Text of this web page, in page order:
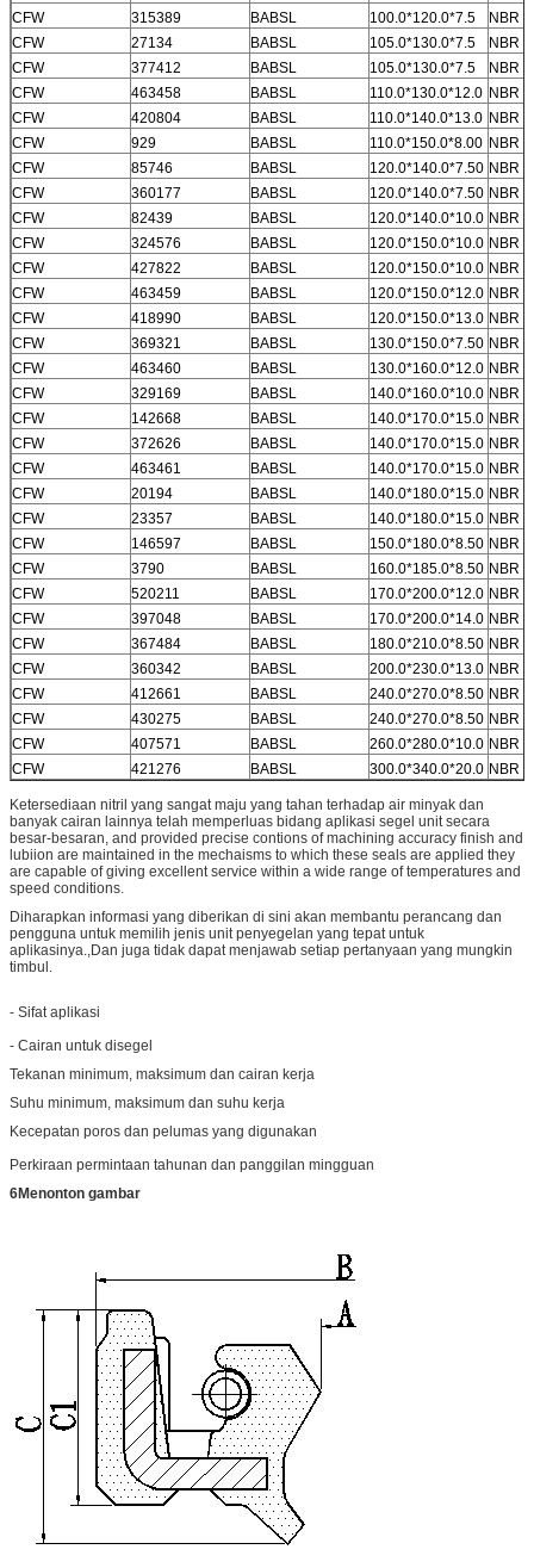
CFW
315389 BABSL 100.0*120.0*7.5
NBR
CFW
27134 BABSL 105.0*130.0*7.5
NBR
CFW
377412 BABSL 105.0*130.0*7.5
NBR
CFW
463458 BABSL 110.0*130.0*12.0 NBR
CFW
420804 BABSL 110.0*140.0*13.0 NBR
CFW
929 BABSL 110.0*150.0*8.00 NBR
CFW
85746 BABSL 120.0*140.0*7.50 NBR
CFW
360177 BABSL 120.0*140.0*7.50 NBR
CFW
82439 BABSL 120.0*140.0*10.0 NBR
CFW
324576 BABSL 120.0*150.0*10.0 NBR
CFW
427822 BABSL 120.0*150.0*10.0 NBR
CFW
463459 BABSL 120.0*150.0*12.0 NBR
CFW
418990 BABSL 120.0*150.0*13.0 NBR
CFW
369321 BABSL 130.0*150.0*7.50 NBR
CFW
463460 BABSL 130.0*160.0*12.0 NBR
CFW
329169 BABSL 140.0*160.0*10.0 NBR
CFW
142668 BABSL 140.0*170.0*15.0 NBR
CFW
372626 BABSL 140.0*170.0*15.0 NBR
CFW
463461 BABSL 140.0*170.0*15.0 NBR
CFW
20194 BABSL 140.0*180.0*15.0 NBR
CFW
23357 BABSL 140.0*180.0*15.0 NBR
CFW
146597 BABSL 150.0*180.0*8.50 NBR
CFW
3790 BABSL 160.0*185.0*8.50 NBR
CFW
520211 BABSL 170.0*200.0*12.0 NBR
CFW
397048 BABSL 170.0*200.0*14.0 NBR
CFW
367484 BABSL 180.0*210.0*8.50 NBR
CFW
360342 BABSL 200.0*230.0*13.0 NBR
CFW
412661 BABSL 240.0*270.0*8.50 NBR
CFW
430275 BABSL 240.0*270.0*8.50 NBR
CFW
407571 BABSL 260.0*280.0*10.0 NBR
CFW
421276 BABSL 300.0*340.0*20.0 NBR
Ketersediaan nitril yang sangat maju yang tahan terhadap air minyak dan
banyak cairan lainnya telah memperluas bidang aplikasi segel unit secara
besar-besaran, and provided precise contions of machining accuracy finish and
lubiion are maintained in the mechaisms to which these seals are applied they
are capable of giving excellent service within a wide range of temperatures and
speed conditions.
Diharapkan informasi yang diberikan di sini akan membantu perancang dan
pengguna untuk memilih jenis unit penyegelan yang tepat untuk
aplikasinya.,Dan juga tidak dapat menjawab setiap pertanyaan yang mungkin
timbul.
- Sifat aplikasi
- Cairan untuk disegel
Tekanan minimum, maksimum dan cairan kerja
Suhu minimum, maksimum dan suhu kerja
Kecepatan poros dan pelumas yang digunakan
Perkiraan permintaan tahunan dan panggilan mingguan
6Menonton gambar